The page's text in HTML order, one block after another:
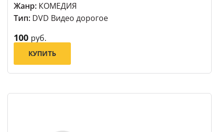
Жанр: КОМЕДИЯ
Тип: DVD Видео дорогое
100 руб.
КУПИТЬ